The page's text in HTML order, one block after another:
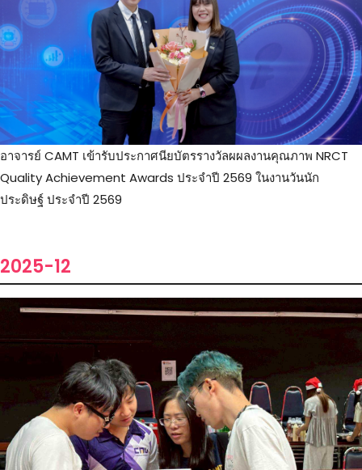
อาจารย์ CAMT เข้ารับประกาศนียบัตรรางวัลผผลงานคุณภาพ NRCT
Quality Achievement Awards ประจำปี 2569 ในงานวันนัก
ประดิษฐ์ ประจำปี 2569
2025-12